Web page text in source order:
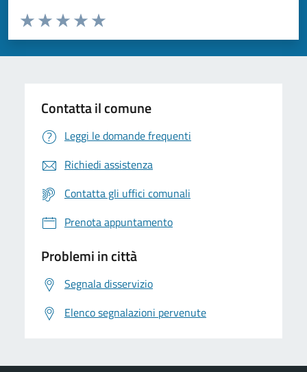
Valuta da 1 a 5 stelle la pagina
Valuta 5 stelle su 5
Valuta 4 stelle su 5
Valuta 3 stelle su 5
Valuta 2 stelle su 5
Valuta 1 stelle su 5
Contatta il comune
Leggi le domande frequenti
Richiedi assistenza
Contatta gli uffici comunali
Prenota appuntamento
Problemi in città
Segnala disservizio
Elenco segnalazioni pervenute